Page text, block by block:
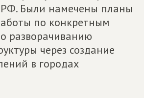
РФ. Были намечены планы
по конкретным
разворачиванию
через создание
в городах